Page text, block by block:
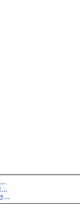
허리통증, 왜 자꾸 반복될까요? 집에서 할 수 있는 관리법과 지압법 총정리 by 상봉역안마원 편백힐링안마원
경기 포천시 공장경매 (21억5천) 군내면 포천IC근거리 토지1548평 건물475평 창고시설 작업장사무실 유찰2회 포천시군내면공장창고 법원경매 매매
[울산시장:김상욱] "불났는데 30분 동안 보고 안 해?" 김상욱 호통에 얼어붙은 회의장